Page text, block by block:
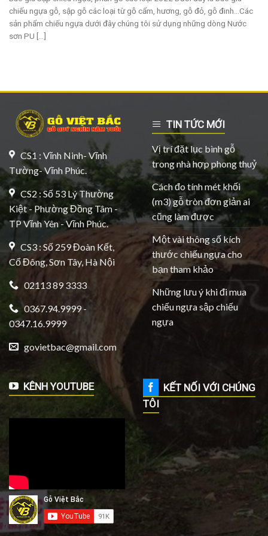
chiếu ngựa gỗ, sập gỗ các loại từ gỗ cẩm, hương, gỗ đỏ, gỗ đinh…Các
sản phẩm chiếu ngựa dưới đây chúng tôi sử dụng những dòng Nước
sơn PU [...]
CS1 : Vĩnh Ninh- Vĩnh
Tường- Vĩnh Phúc.
CS2 : Số 53 Lý Thường
Kiệt - Phường Đồng Tâm -
TP Vĩnh Yên - Vĩnh Phúc.
CS3 : Số 259 Đoàn Kết,
Cổ Đông, Sơn Tây, Hà Nội
02113 89 3333
0367.94.9999 -
0347.16.9999
govietbac@gmail.com
TIN TỨC MỚI
Vị trí đặt lục bình gỗ
trong nhà hợp phong thuỷ
Cách đo tính mét khối
(m3) gỗ tròn đơn giản ai
cũng làm được
Một vài thông số kích
thước chiếu ngựa cho
bạn tham khảo
Những lưu ý khi đi mua
chiếu ngựa sập chiếu
ngựa
KÊNH YOUTUBE
KẾT NỐI VỚI CHÚNG
TÔI